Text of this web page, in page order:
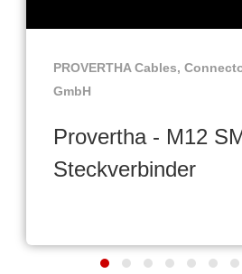
PROVERTHA Cables,
GmbH
Provertha - M12
Steckverbinder